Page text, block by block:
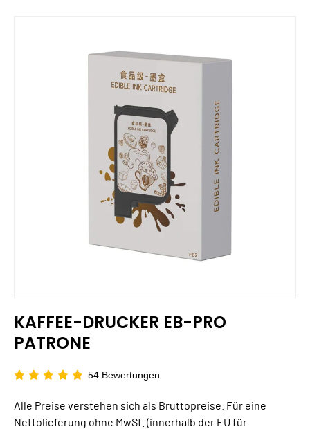
KAFFEE-DRUCKER EB-PRO
PATRONE
54 Bewertungen
Alle Preise verstehen sich als Bruttopreise. Für eine
Nettolieferung ohne MwSt. (innerhalb der EU für